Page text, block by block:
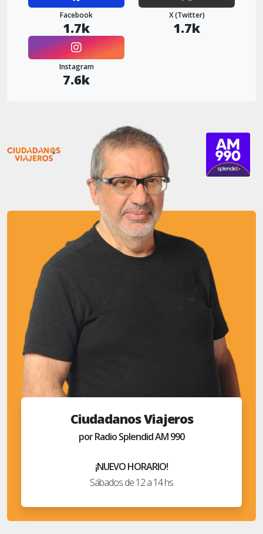
Facebook
1.7k
X (Twitter)
1.7k
Instagram
7.6k
Ciudadanos Viajeros
por Radio Splendid AM 990
¡NUEVO HORARIO!
Sábados de 12 a 14 hs